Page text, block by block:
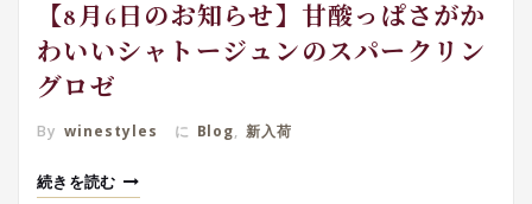
【8月6日のお知らせ】甘酸っぱさがか
わいいシャトージュンのスパークリン
グロゼ
By winestyles に Blog, 新入荷
続きを読む